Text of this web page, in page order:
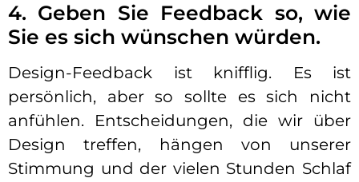
4. Geben Sie Feedback so, wie
Sie es sich wünschen würden.
Design-Feedback ist knifflig. Es ist
persönlich, aber so sollte es sich nicht
anfühlen. Entscheidungen, die wir über
Design treffen, hängen von unserer
Stimmung und der vielen Stunden Schlaf